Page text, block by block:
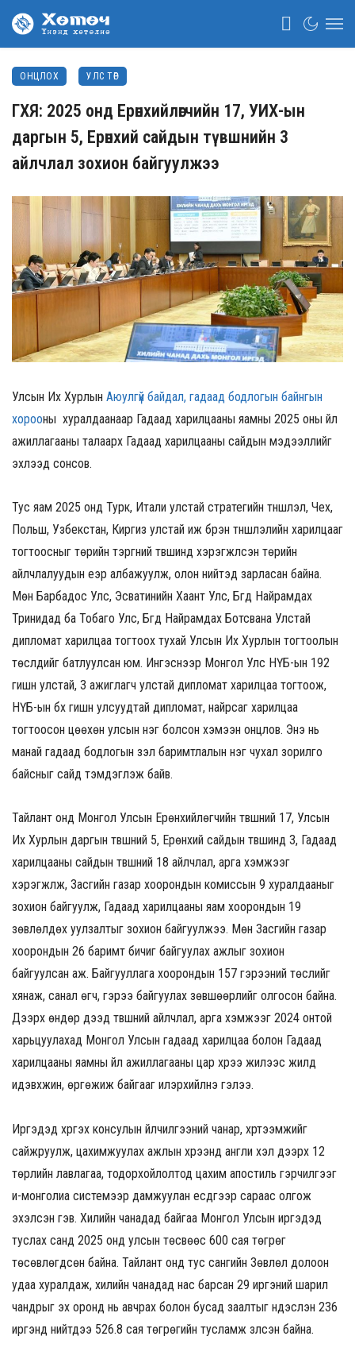
ОНЦЛОХ УЛС ТӨР
ГХЯ: 2025 онд Ерөнхийлөгчийн 17, УИХ-ын
даргын 5, Ерөнхий сайдын түвшнийн 3
айлчлал зохион байгуулжээ
Улсын Их Хурлын Аюулгүй байдал, гадаад бодлогын байнгын
хорооны хуралдаанаар Гадаад харилцааны яамны 2025 оны үйл
ажиллагааны талаарх Гадаад харилцааны сайдын мэдээллийг
эхлээд сонсов.
Тус яам 2025 онд Турк, Итали улстай стратегийн түншлэл, Чех,
Польш, Узбекстан, Киргиз улстай иж бүрэн түншлэлийн харилцааг
тогтоосныг төрийн тэргүүний түвшинд хэрэгжүүлсэн төрийн
айлчлалуудын үеэр албажуулж, олон нийтэд зарласан байна.
Мөн Барбадос Улс, Эсватинийн Хаант Улс, Бүгд Найрамдах
Тринидад ба Тобаго Улс, Бүгд Найрамдах Ботсвана Улстай
дипломат харилцаа тогтоох тухай Улсын Их Хурлын тогтоолын
төслүүдийг батлуулсан юм. Ингэснээр Монгол Улс НҮБ-ын 192
гишүүн улстай, 3 ажиглагч улстай дипломат харилцаа тогтоож,
НҮБ-ын бүх гишүүн улсуудтай дипломат, найрсаг харилцаа
тогтоосон цөөхөн улсын нэг болсон хэмээн онцлов. Энэ нь
манай гадаад бодлогын үзэл баримтлалын нэг чухал зорилго
байсныг сайд тэмдэглэж байв.
Тайлант онд Монгол Улсын Ерөнхийлөгчийн түвшний 17, Улсын
Их Хурлын даргын түвшний 5, Ерөнхий сайдын түвшинд 3, Гадаад
харилцааны сайдын түвшний 18 айлчлал, арга хэмжээг
хэрэгжүүлж, Засгийн газар хоорондын комиссын 9 хуралдааныг
зохион байгуулж, Гадаад харилцааны яам хоорондын 19
зөвлөлдөх уулзалтыг зохион байгуулжээ. Мөн Засгийн газар
хоорондын 26 баримт бичиг байгуулах ажлыг зохион
байгуулсан аж. Байгууллага хоорондын 157 гэрээний төслийг
хянаж, санал өгч, гэрээ байгуулах зөвшөөрлийг олгосон байна.
Дээрх өндөр дээд түвшний айлчлал, арга хэмжээг 2024 онтой
харьцуулахад Монгол Улсын гадаад харилцаа болон Гадаад
харилцааны яамны үйл ажиллагааны цар хүрээ жилээс жилд
идэвхжин, өргөжиж байгааг илэрхийлнэ гэлээ.
Иргэдэд хүргэх консулын үйлчилгээний чанар, хүртээмжийг
сайжруулж, цахимжуулах ажлын хүрээнд англи хэл дээрх 12
төрлийн лавлагаа, тодорхойлолтод цахим апостиль гэрчилгээг
и-монголиа системээр дамжуулан есдүгээр сараас олгож
эхэлсэн гэв. Хилийн чанадад байгаа Монгол Улсын иргэдэд
туслах санд 2025 онд улсын төсвөөс 600 сая төгрөг
төсөвлөгдсөн байна. Тайлант онд тус сангийн Зөвлөл долоон
удаа хуралдаж, хилийн чанадад нас барсан 29 иргэний шарил
чандрыг эх оронд нь авчрах болон бусад заалтыг үндэслэн 236
иргэнд нийтдээ 526.8 сая төгрөгийн тусламж үзүүлсэн байна.